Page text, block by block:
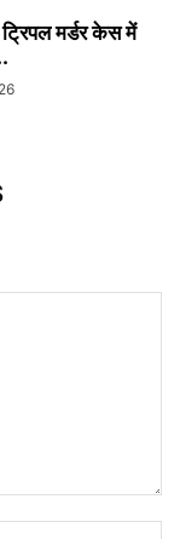
मर्डर केस में